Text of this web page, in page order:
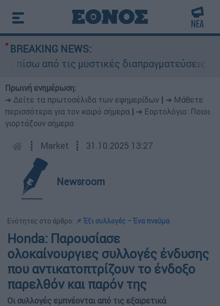
BREAKING NEWS:
από τις μυστικές διαπραγματεύσεις και
Πρωινή ενημέρωση:
➔ Δείτε τα πρωτοσέλιδα των εφημερίδων
➔ Μάθετε
περισσότερα για τον καιρό σήμερα
➔ Εορτολόγιο: Ποιοι
γιορτάζουν σήμερα
┋ Market ┋ 31.10.2025 13:27
Newsroom
Ενότητες στο άρθρο: 📌 Έξι συλλογές – Ένα πνεύμα
Honda: Παρουσίασε
ολοκαίνουργιες συλλογές ένδυσης
που αντικατοπτρίζουν το ένδοξο
παρελθόν και παρόν της
Οι συλλογές εμπνέονται από τις εξαιρετικά